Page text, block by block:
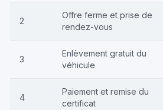
2
Offre ferme et prise de
rendez-vous
3
Enlèvement gratuit du
véhicule
4
Paiement et remise du
certificat